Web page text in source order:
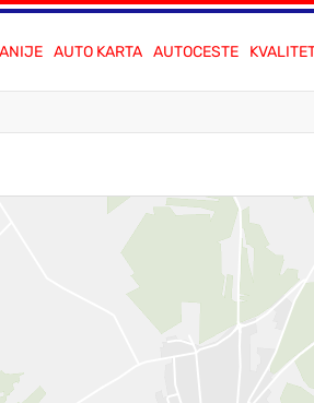
AUTO KARTA AUTOCESTE